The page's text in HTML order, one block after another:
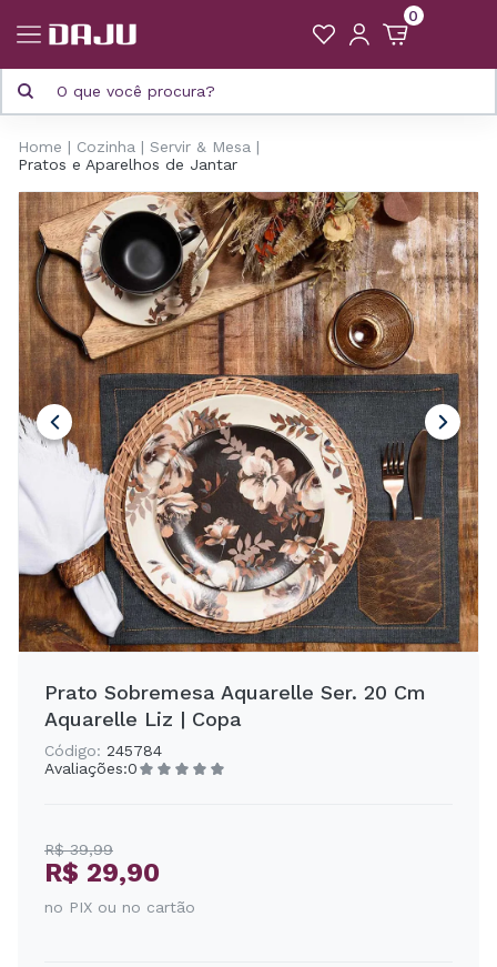
0
Home Cozinha
Servir & Mesa
Pratos e Aparelhos de Jantar
Prato Sobremesa Aquarelle Ser. 20 Cm
Aquarelle Liz | Copa
Código: 245784
Avaliações:0
R$ 39,99
R$ 29,90
no PIX ou no cartão